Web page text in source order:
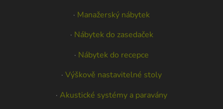
· Manažerský nábytek
· Nábytek do zasedaček
· Nábytek do recepce
· Výškově nastavitelné stoly
· Akustické systémy a paravány